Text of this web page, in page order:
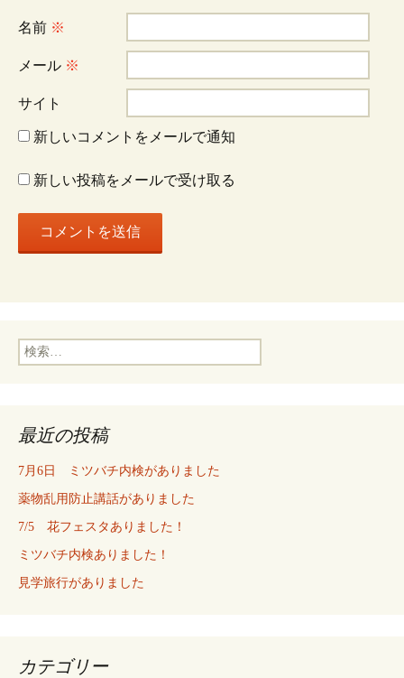
シ
ョ
ン
名前 ※
メール ※
サイト
新しいコメントをメールで通知
新しい投稿をメールで受け取る
検
索:
最近の投稿
7月6日 ミツバチ内検がありました
薬物乱用防止講話がありました
7/5 花フェスタありました！
ミツバチ内検ありました！
見学旅行がありました
カテゴリー